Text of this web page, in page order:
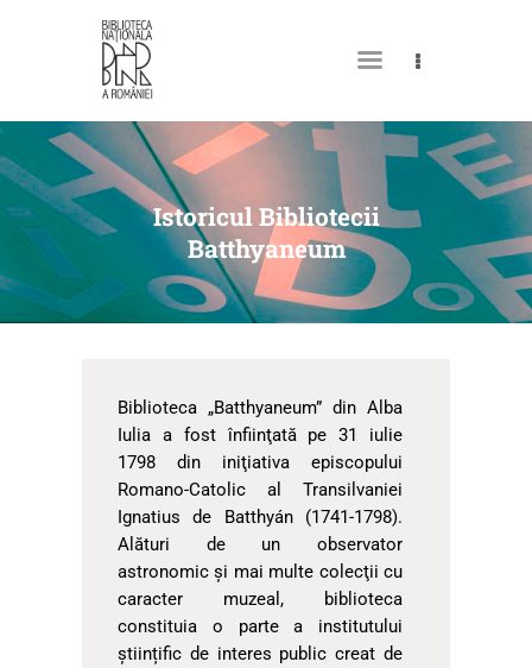
Istoricul Bibliotecii
Batthyaneum
DESPRE NOI
PERMISUL MEU DE
BIBLIOTECĂ
CATALOAGE ȘI COLECȚII
BIBLIOTECA DIGITALĂ
CULTURALE
SPAȚII
NOUTĂȚI
Biblioteca „Batthyaneum” din Alba
Iulia a fost înfiinţată pe 31 iulie
1798 din iniţiativa episcopului
Romano-Catolic al Transilvaniei
Ignatius de Batthyán (1741-1798).
Alături de un observator
astronomic și mai multe colecţii cu
caracter muzeal, biblioteca
constituia o parte a institutului
științific de interes public creat de